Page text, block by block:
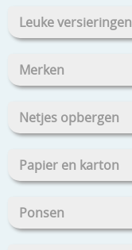
Leuke versieringen
Merken
Netjes opbergen
Papier en karton
Ponsen